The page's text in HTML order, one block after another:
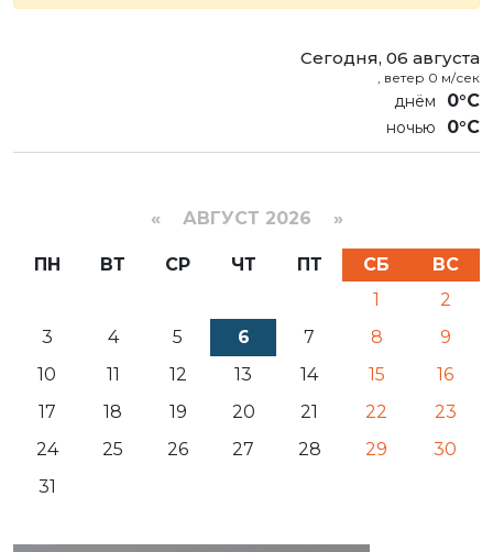
Сегодня, 06 августа
, ветер 0 м/сек
0°C
0°C
« АВГУСТ 2026 »
ПН ВТ СР ЧТ ПТ СБ
ВС
1
2
3
4 5 6 7 8
9
10
11 12 13 14 15
16
17
18 19 20 21 22
23
24
25 26 27 28 29
30
31